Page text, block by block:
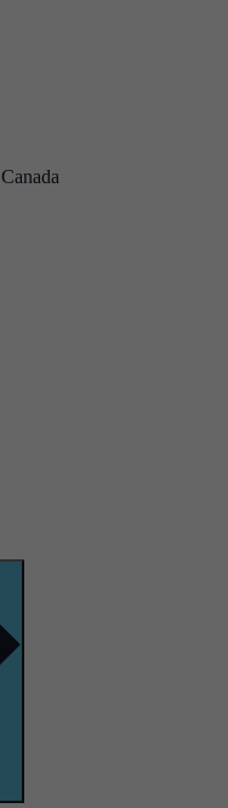
Canada